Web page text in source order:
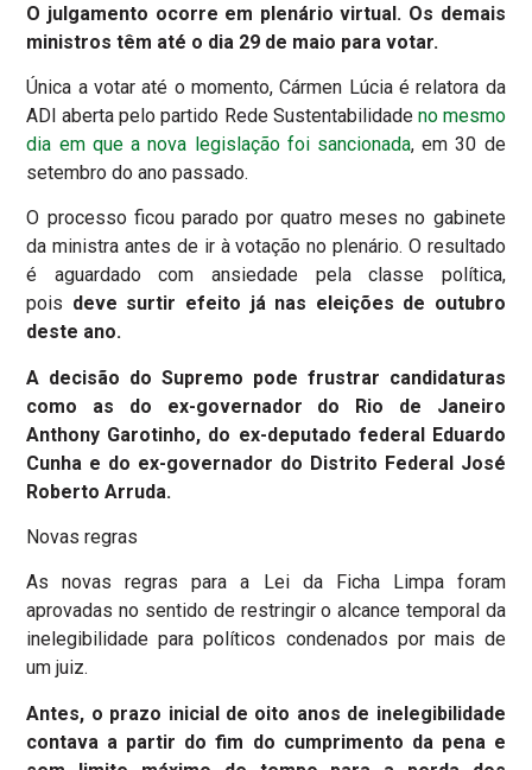
O julgamento ocorre em plenário virtual. Os demais
ministros têm até o dia 29 de maio para votar.
Única a votar até o momento, Cármen Lúcia é relatora da
ADI aberta pelo partido Rede Sustentabilidade no mesmo
dia em que a nova legislação foi sancionada, em 30 de
setembro do ano passado.
O processo ficou parado por quatro meses no gabinete
da ministra antes de ir à votação no plenário. O resultado
é aguardado com ansiedade pela classe política,
pois deve surtir efeito já nas eleições de outubro
deste ano.
A decisão do Supremo pode frustrar candidaturas
como as do ex-governador do Rio de Janeiro
Anthony Garotinho, do ex-deputado federal Eduardo
Cunha e do ex-governador do Distrito Federal José
Roberto Arruda.
Novas regras
As novas regras para a Lei da Ficha Limpa foram
aprovadas no sentido de restringir o alcance temporal da
inelegibilidade para políticos condenados por mais de
um juiz.
Antes, o prazo inicial de oito anos de inelegibilidade
contava a partir do fim do cumprimento da pena e